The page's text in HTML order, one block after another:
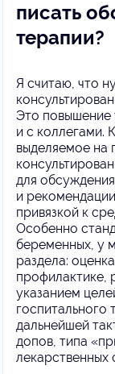
писать
терапии?
Я считаю, что
Это повышение
и с коллегами.
выделяемое на
для
и
привязкой к
Особенно
беременных, у
раздела:
профилактике,
указанием
госпитального
дальнейшей
допов, типа
лекарственных